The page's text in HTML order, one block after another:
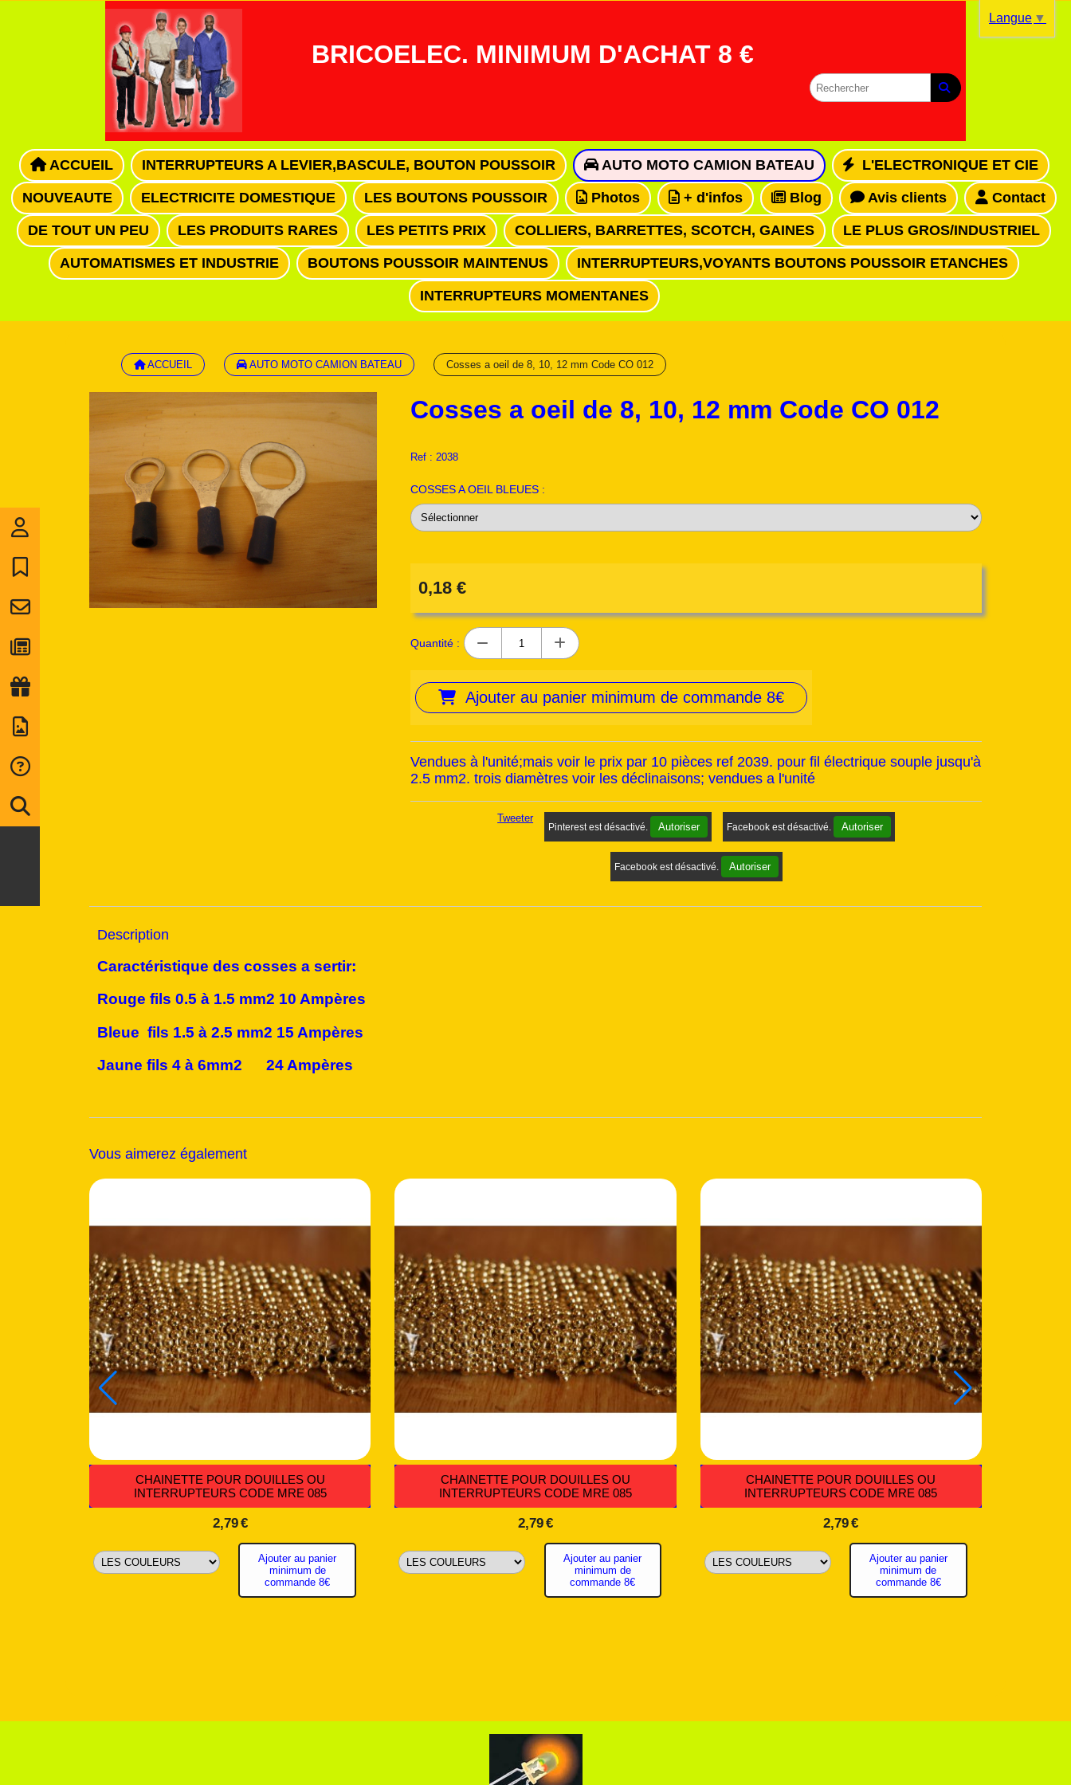
BRICOELEC. MINIMUM D'ACHAT 8 €
ACCUEIL INTERRUPTEURS A LEVIER,BASCULE, BOUTON POUSSOIR AUTO MOTO CAMION BATEAU L'ELECTRONIQUE ET CIE
NOUVEAUTE ELECTRICITE DOMESTIQUE LES BOUTONS POUSSOIR Photos + d'infos Blog Avis clients Contact
DE TOUT UN PEU LES PRODUITS RARES LES PETITS PRIX COLLIERS, BARRETTES, SCOTCH, GAINES LE PLUS GROS/INDUSTRIEL
AUTOMATISMES ET INDUSTRIE BOUTONS POUSSOIR MAINTENUS INTERRUPTEURS,VOYANTS BOUTONS POUSSOIR ETANCHES
INTERRUPTEURS MOMENTANES
ACCUEIL AUTO MOTO CAMION BATEAU Cosses a oeil de 8, 10, 12 mm Code CO 012
Cosses a oeil de 8, 10, 12 mm Code CO 012
Ref : 2038
COSSES A OEIL BLEUES :
0,18 €
Quantité :
Ajouter au panier minimum de commande 8€
Vendues à l'unité;mais voir le prix par 10 pièces ref 2039. pour fil électrique souple jusqu'à
2.5 mm2. trois diamètres voir les déclinaisons; vendues a l'unité
Tweeter
Pinterest est désactivé. Autoriser Facebook est désactivé. Autoriser
Facebook est désactivé. Autoriser
Description
Caractéristique des cosses a sertir:
Rouge fils 0.5 à 1.5 mm2 10 Ampères
Bleue fils 1.5 à 2.5 mm2 15 Ampères
Jaune fils 4 à 6mm2 24 Ampères
Vous aimerez également
CHAINETTE POUR DOUILLES OU
INTERRUPTEURS CODE MRE 085
2,79€
Ajouter au panier
minimum de
commande 8€
CHAINETTE POUR DOUILLES OU
INTERRUPTEURS CODE MRE 085
2,79€
Ajouter au panier
minimum de
commande 8€
CHAINETTE POUR DOUILLES OU
INTERRUPTEURS CODE MRE 085
2,79€
Ajouter au panier
minimum de
commande 8€
Langue ▼